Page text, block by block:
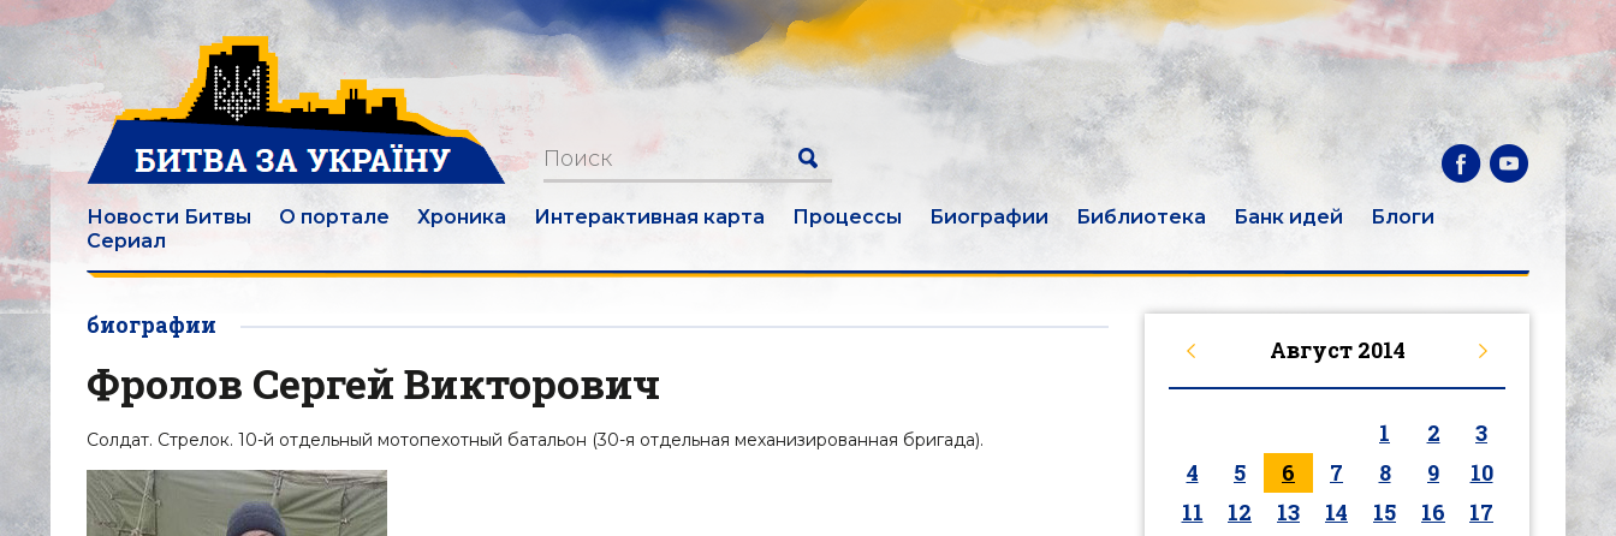
Новости Битвы О портале Хроника Интерактивная карта Процессы Биографии Библиотека Банк идей
Блоги
Сериал
биографии
Фролов Сергей Викторович
Солдат. Стрелок. 10-й отдельный мотопехотный батальон (30-я отдельная механизированная бригада).
Август 2014
1 2
3
4
5 6 7 8 9
10
11
12 13 14 15 16
17